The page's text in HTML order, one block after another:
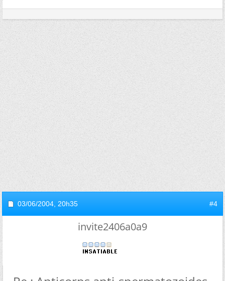
03/06/2004, 20h35 #4
invite2406a0a9